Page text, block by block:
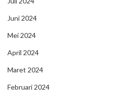
Juni 2024
Mei 2024
April 2024
Maret 2024
Februari 2024